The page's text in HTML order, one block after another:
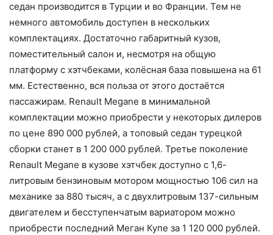
седан производится в Турции и во Франции. Тем не
немного автомобиль доступен в нескольких
комплектациях. Достаточно габаритный кузов,
поместительный салон и, несмотря на общую
платформу с хэтчбеками, колёсная база повышена на 61
мм. Естественно, вся польза от этого достаётся
пассажирам. Renault Megane в минимальной
комплектации можно приобрести у некоторых дилеров
по цене 890 000 рублей, а топовый седан турецкой
сборки станет в 1 200 000 рублей. Третье поколение
Renault Megane в кузове хэтчбек доступно с 1,6-
литровым бензиновым мотором мощностью 106 сил на
механике за 880 тысяч, а с двухлитровым 137-сильным
двигателем и бесступенчатым вариатором можно
приобрести последний Меган Купе за 1 120 000 рублей.